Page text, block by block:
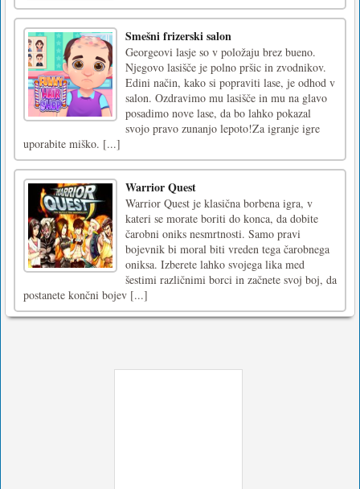
Smešni frizerski salon
Georgeovi lasje so v položaju brez bueno.
Njegovo lasišče je polno pršic in zvodnikov.
Edini način, kako si popraviti lase, je odhod v
salon. Ozdravimo mu lasišče in mu na glavo
posadimo nove lase, da bo lahko pokazal
svojo pravo zunanjo lepoto!Za igranje igre
uporabite miško. [...]
Warrior Quest
Warrior Quest je klasična borbena igra, v
kateri se morate boriti do konca, da dobite
čarobni oniks nesmrtnosti. Samo pravi
bojevnik bi moral biti vreden tega čarobnega
oniksa. Izberete lahko svojega lika med
šestimi različnimi borci in začnete svoj boj, da
postanete končni bojev [...]